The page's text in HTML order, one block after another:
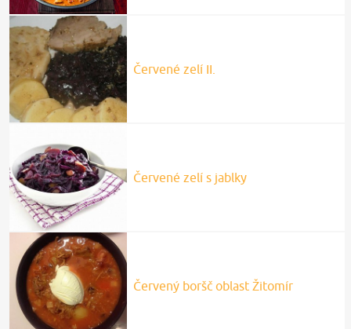
Červené zelí II.
Červené zelí s jablky
Červený boršč oblast Žitomír